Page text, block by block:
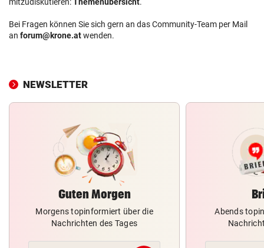
Bei Fragen können Sie sich gern an das Community-Team per Mail
an forum@krone.atwenden.
NEWSLETTER
Guten Morgen
Morgens topinformiert über die
Nachrichten des Tages
Abends